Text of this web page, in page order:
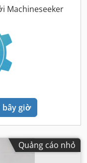
Machineseeker
bây giờ
Quảng cáo nhỏ